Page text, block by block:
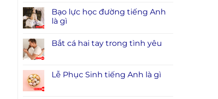
Bạo lực học đường tiếng Anh
là gì
Bắt cá hai tay trong tình yêu
Lễ Phục Sinh tiếng Anh là gì